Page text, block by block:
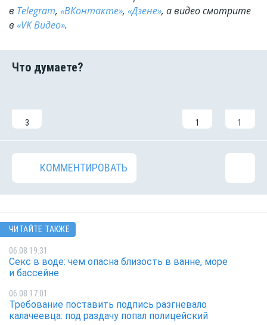
в Telegram, «ВКонтакте», «Дзене», а видео смотрите
в «VK Видео».
3 1 1
КОММЕНТИРОВАТЬ
ЧИТАЙТЕ ТАКЖЕ
06.08 19:31
Секс в воде: чем опасна близость в ванне, море
и бассейне
06.08 17:01
Требование поставить подпись разгневало
калачеевца: под раздачу попал полицейский